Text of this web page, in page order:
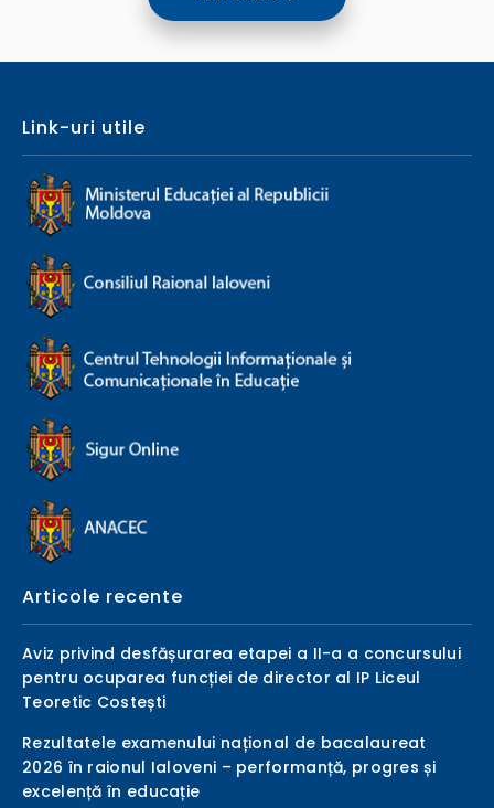
Link-uri utile
Articole recente
Aviz privind desfășurarea etapei a II-a a concursului
pentru ocuparea funcției de director al IP Liceul
Teoretic Costești
Rezultatele examenului național de bacalaureat
2026 în raionul Ialoveni – performanță, progres și
excelență în educație